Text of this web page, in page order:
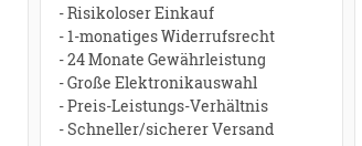
- Risikoloser Einkauf
- 1-monatiges Widerrufsrecht
- 24 Monate Gewährleistung
- Große Elektronikauswahl
- Preis-Leistungs-Verhältnis
- Schneller/sicherer Versand